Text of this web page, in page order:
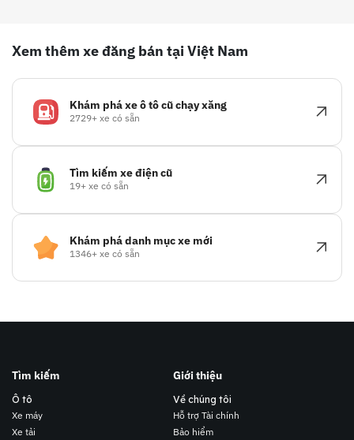
2729+ xe có sẵn
19+ xe có sẵn
1346+ xe có sẵn
Xe máy
Xe tải
Hỗ trợ Tài chính
Bảo hiểm
Liên lạc